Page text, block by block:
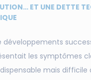
ET UNE DETTE
développements
les symptômes
mais difficile